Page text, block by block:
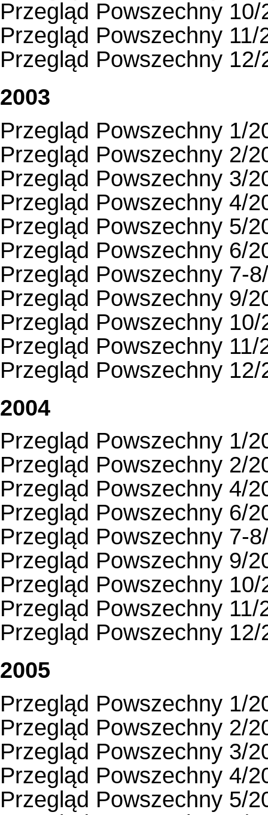
Przegląd Powszechny 10/
Przegląd Powszechny 11/
Przegląd Powszechny 12/
2003
Przegląd Powszechny 1/
Przegląd Powszechny 2/
Przegląd Powszechny 3/
Przegląd Powszechny 4/
Przegląd Powszechny 5/
Przegląd Powszechny 6/
Przegląd Powszechny 7-
Przegląd Powszechny 9/
Przegląd Powszechny 10/
Przegląd Powszechny 11/
Przegląd Powszechny 12/
2004
Przegląd Powszechny 1/
Przegląd Powszechny 2/
Przegląd Powszechny 4/
Przegląd Powszechny 6/
Przegląd Powszechny 7-
Przegląd Powszechny 9/
Przegląd Powszechny 10/
Przegląd Powszechny 11/
Przegląd Powszechny 12/
2005
Przegląd Powszechny 1/
Przegląd Powszechny 2/
Przegląd Powszechny 3/
Przegląd Powszechny 4/
Przegląd Powszechny 5/